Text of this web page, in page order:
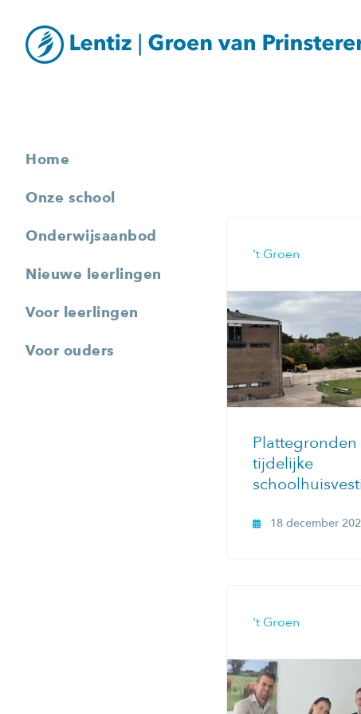
Home
Onze school
Onderwijsaanbod
Nieuwe leerlingen
Voor leerlingen
Voor ouders
't Groen
tijdelijke
18 december
't Groen